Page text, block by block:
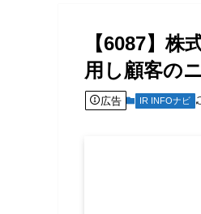
【6087】
用し顧客の
広告 IR INFOナビ